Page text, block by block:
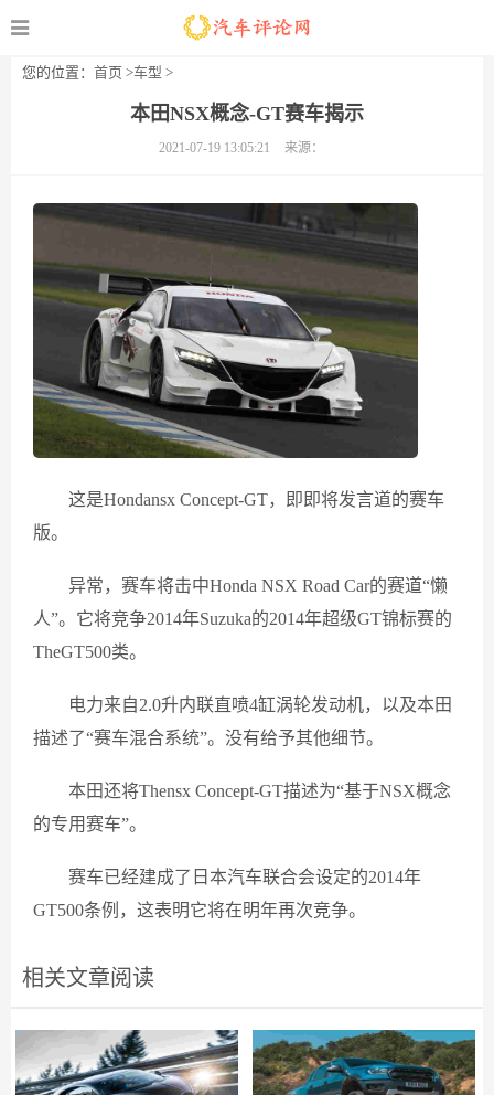
您的位置： 首页 >车型 >
本田NSX概念-GT赛车揭示
2021-07-19 13:05:21 来源：
这是Hondansx Concept-GT，即即将发言道的赛车
版。
异常，赛车将击中Honda NSX Road Car的赛道“懒
人”。它将竞争2014年Suzuka的2014年超级GT锦标赛的
TheGT500类。
电力来自2.0升内联直喷4缸涡轮发动机，以及本田
描述了“赛车混合系统”。没有给予其他细节。
本田还将Thensx Concept-GT描述为“基于NSX概念
的专用赛车”。
赛车已经建成了日本汽车联合会设定的2014年
GT500条例，这表明它将在明年再次竞争。
相关文章阅读